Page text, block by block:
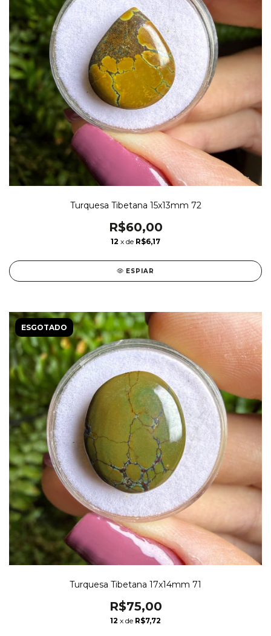
Turquesa Tibetana 15x13mm 72
R$60,00
12 x de R$6,17
ESPIAR
ESGOTADO
Turquesa Tibetana 17x14mm 71
R$75,00
12 x de R$7,72